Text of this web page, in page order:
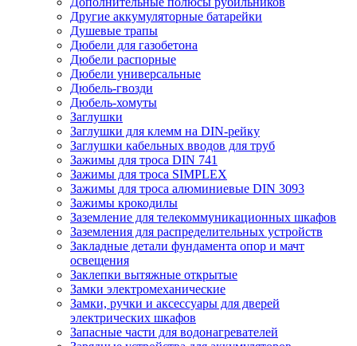
Другие аккумуляторные батарейки
Душевые трапы
Дюбели для газобетона
Дюбели распорные
Дюбели универсальные
Дюбель-гвозди
Дюбель-хомуты
Заглушки
Заглушки для клемм на DIN-рейку
Заглушки кабельных вводов для труб
Зажимы для троса DIN 741
Зажимы для троса SIMPLEX
Зажимы для троса алюминиевые DIN 3093
Зажимы крокодилы
Заземление для телекоммуникационных шкафов
Заземления для распределительных устройств
Закладные детали фундамента опор и мачт
освещения
Заклепки вытяжные открытые
Замки электромеханические
Замки, ручки и аксессуары для дверей
электрических шкафов
Запасные части для водонагревателей